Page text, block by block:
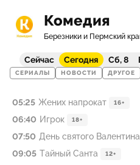
Комедия
Березники и Пермский
Сейчас Сегодня Сб, 8
СЕРИАЛЫ НОВОСТИ ДРУГОЕ
05:25 Жених напрокат 16+
06:40 Игрок 18+
07:50 День святого Валентина
09:05 Тайный Санта 12+